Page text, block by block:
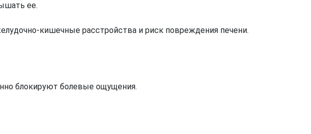
ее.
кишечные расстройства и риск повреждения печени.
блокируют болевые ощущения.